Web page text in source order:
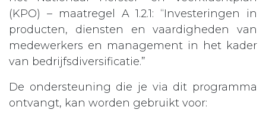
(KPO) – maatregel A 1.2.1: “Investeringen in
producten, diensten en vaardigheden van
medewerkers en management in het kader
van bedrijfsdiversificatie.”
De ondersteuning die je via dit programma
ontvangt, kan worden gebruikt voor: